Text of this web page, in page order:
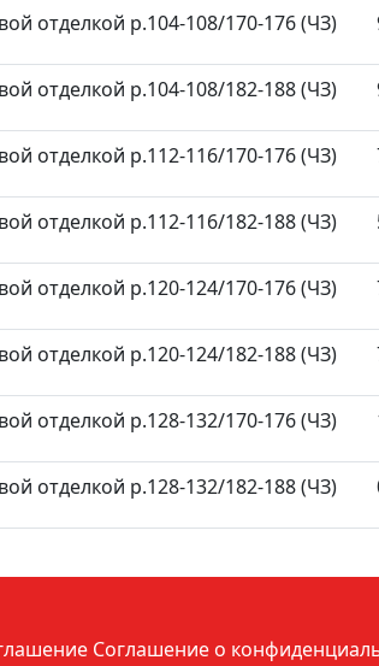
отделкой р.104-108/170-176 (ЧЗ)
отделкой р.104-108/182-188 (ЧЗ)
отделкой р.112-116/170-176 (ЧЗ)
отделкой р.112-116/182-188 (ЧЗ)
отделкой р.120-124/170-176 (ЧЗ)
отделкой р.120-124/182-188 (ЧЗ)
отделкой р.128-132/170-176 (ЧЗ)
отделкой р.128-132/182-188 (ЧЗ)
Соглашение о